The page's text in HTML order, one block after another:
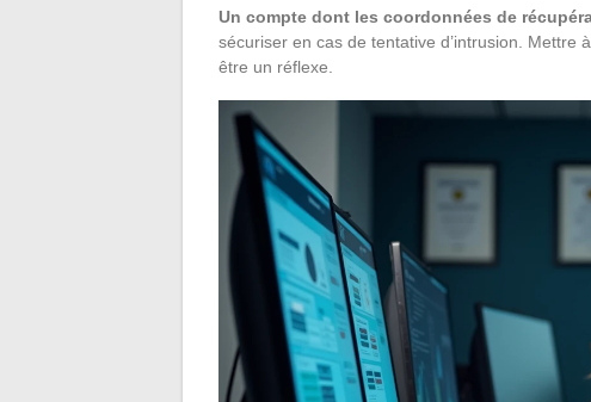
Un compte dont les coordonnées de
sécuriser en cas de tentative d’intrusion. Mettre
être un réflexe.